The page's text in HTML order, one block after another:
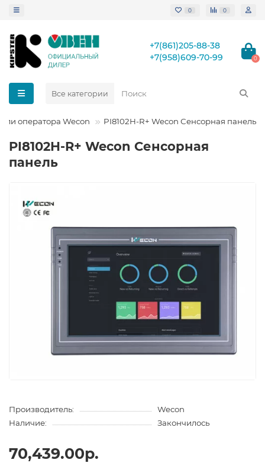
0 0
+7(861)205-88-38
+7(958)609-70-99
0
Все категории
оператора Wecon PI8102H-R+ Wecon Сенсорная панель
PI8102H-R+ Wecon Сенсорная
панель
Производитель:
Wecon
Наличие:
Закончилось
70,439.00р.